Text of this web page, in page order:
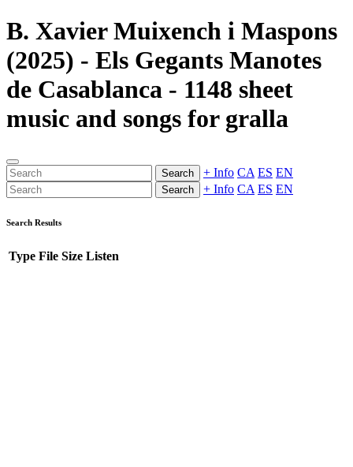
B. Xavier Muixench i Maspons
(2025) - Els Gegants Manotes
de Casablanca - 1148 sheet
music and songs for gralla
Search + Info CA ES EN
Search + Info CA ES EN
Search Results
Type File Size Listen